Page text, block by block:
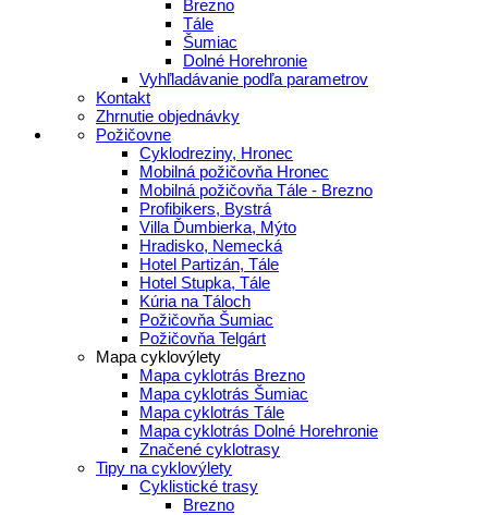
Brezno
Tále
Šumiac
Dolné Horehronie
Vyhľladávanie podľa parametrov
Kontakt
Zhrnutie objednávky
Požičovne
Cyklodreziny, Hronec
Mobilná požičovňa Hronec
Mobilná požičovňa Tále - Brezno
Profibikers, Bystrá
Villa Ďumbierka, Mýto
Hradisko, Nemecká
Hotel Partizán, Tále
Hotel Stupka, Tále
Kúria na Táloch
Požičovňa Šumiac
Požičovňa Telgárt
Mapa cyklovýlety
Mapa cyklotrás Brezno
Mapa cyklotrás Šumiac
Mapa cyklotrás Tále
Mapa cyklotrás Dolné Horehronie
Značené cyklotrasy
Tipy na cyklovýlety
Cyklistické trasy
Brezno